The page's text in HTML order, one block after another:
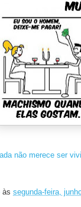
não merece ser
às segunda-feira,